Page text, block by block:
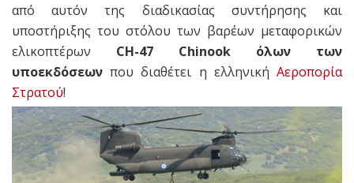
από αυτόν της διαδικασίας συντήρησης και
υποστήριξης του στόλου των βαρέων μεταφορικών
ελικοπτέρων CH-47 Chinook όλων των
υποεκδόσεων που διαθέτει η ελληνική Αεροπορία
Στρατού!